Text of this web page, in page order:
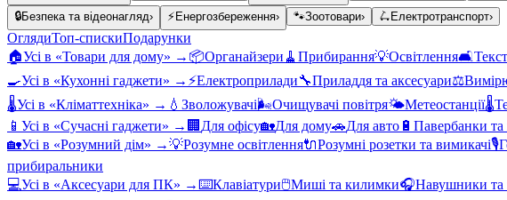
🔒Безпека та відеонагляд› ⚡ Енергозбереження› 🐾Зоотовари› 🛴 Електротранспорт›
ОглядиТоп-спискиПодарунки
🏠Усі в «Товари для дому» → 📦Органайзери 🧹 Прибирання💡Освітлення🛋️
🍳Усі в «Кухонні гаджети» → ⚡Електроприлади🔧Приладдя та аксесуари⚖️
🌡️Усі в «Кліматтехніка» → 💧 Зволожувачі🌬️Очищувачі повітря🌤️Метеостанції🌡️
📱 Усі в «Сучасні гаджети» → 🏢 Для офісу🏡Для дому🚗Для авто 🔋 Павербанки
🏡Усі в «Розумний дім» →💡Розумне освітлення🔌Розумні розетки та вимикачі🎙️
прибиральники
💻Усі в «Аксесуари для ПК» →⌨️Клавіатури🖱️Миші та килимки🎧Навушники та